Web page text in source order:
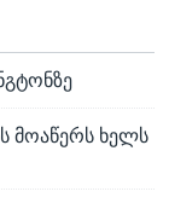
მოაწერს ხელს